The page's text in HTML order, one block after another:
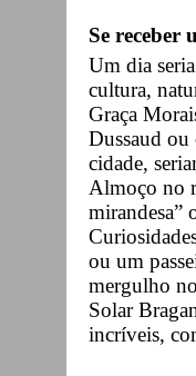
Se receber
Um dia
cultura,
Graça
Dussaud
cidade,
Almoço no
mirandesa”
ou um
mergulho
Solar
incríveis,